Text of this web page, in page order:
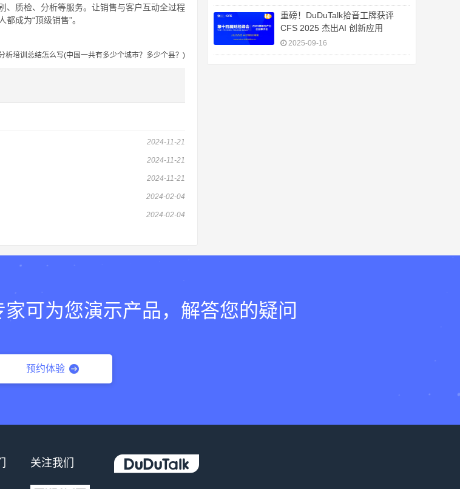
、质检、分析等服务。让销售与客户互动全过程
成为“顶级销售”。
析培训总结怎么写(中国一共有多少个城市？多少个县？)
2024-11-21
2024-11-21
2024-11-21
2024-02-04
2024-02-04
重磅！DuDuTalk拾音工牌获评
CFS 2025 杰出AI 创新应用
2025-09-16
可为您演示产品，解答您的疑问
预约体验
关注我们